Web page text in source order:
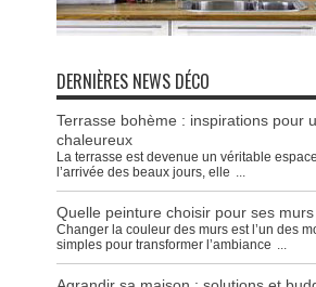
DERNIÈRES NEWS DÉCO
Terrasse bohème : inspirations pour
chaleureux
La terrasse est devenue un véritable
l’arrivée des beaux jours, elle
Quelle peinture choisir pour ses
Changer la couleur des murs est l’un des
simples pour transformer l’ambiance